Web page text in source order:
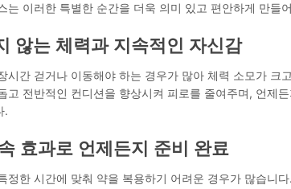
는 이러한 특별한 순간을 더욱 의미 있고 편안하게 만들
않는 체력과 지속적인 자신감
시간 걷거나 이동해야 하는 경우가 많아 체력 소모가 크
고 전반적인 컨디션을 향상시켜 피로를 줄여주며, 언제
.
효과로 언제든지 준비 완료
정한 시간에 맞춰 약을 복용하기 어려운 경우가 많습니